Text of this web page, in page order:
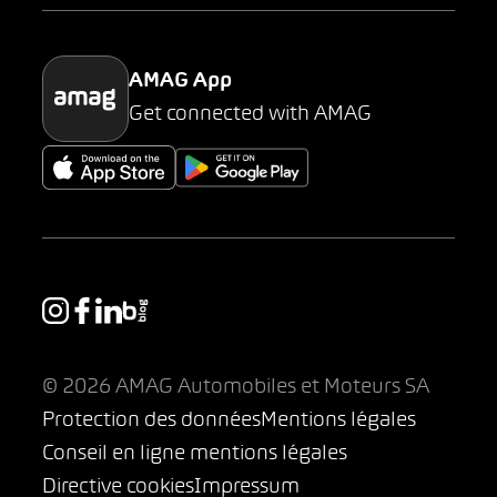
Parking
AMAG App
Get connected with AMAG
© 2026 AMAG Automobiles et Moteurs SA
Protection des donnéesMentions légales
Conseil en ligne mentions légales
Directive cookiesImpressum